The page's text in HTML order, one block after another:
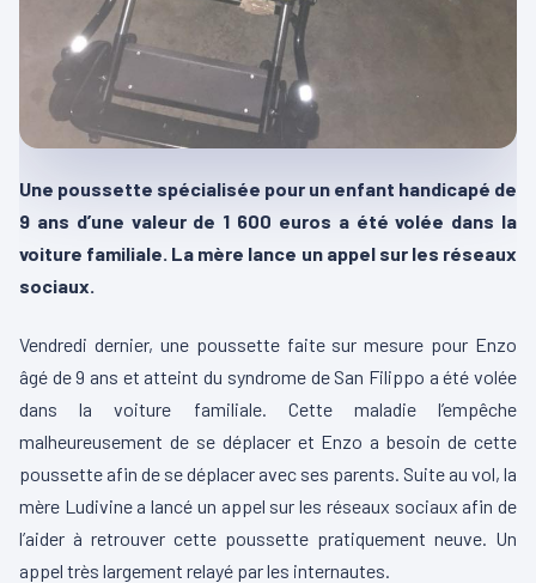
Une poussette spécialisée pour un enfant handicapé de
9 ans d’une valeur de 1 600 euros a été volée dans la
voiture familiale. La mère lance un appel sur les réseaux
sociaux.
Vendredi dernier, une poussette faite sur mesure pour Enzo
âgé de 9 ans et atteint du syndrome de San Filippo a été volée
dans la voiture familiale. Cette maladie l’empêche
malheureusement de se déplacer et Enzo a besoin de cette
poussette afin de se déplacer avec ses parents. Suite au vol, la
mère Ludivine a lancé un appel sur les réseaux sociaux afin de
l’aider à retrouver cette poussette pratiquement neuve. Un
appel très largement relayé par les internautes.